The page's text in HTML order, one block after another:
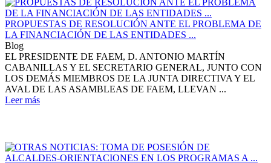
PROPUESTAS DE RESOLUCIÓN ANTE EL PROBLEMA DE
LA FINANCIACIÓN DE LAS ENTIDADES ...
Blog
EL PRESIDENTE DE FAEM, D. ANTONIO MARTÍN
CABANILLAS Y EL SECRETARIO GENERAL, JUNTO CON
LOS DEMÁS MIEMBROS DE LA JUNTA DIRECTIVA Y EL
AVAL DE LAS ASAMBLEAS DE FAEM, LLEVAN ...
Leer más